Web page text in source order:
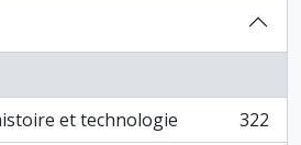
et technologie
322